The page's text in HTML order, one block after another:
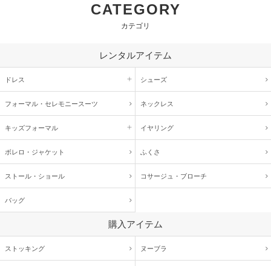
CATEGORY
カテゴリ
レンタルアイテム
ドレス シューズ
フォーマル・ セレモニースーツ ネックレス
キッズフォーマル イヤリング
ボレロ・ジャケット ふくさ
ストール・ショール コサージュ・ ブローチ
バッグ
購入アイテム
ストッキング ヌーブラ